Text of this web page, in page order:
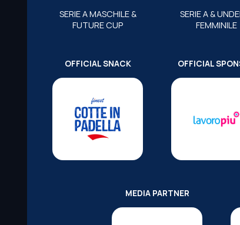
SERIE A MASCHILE &
FUTURE CUP
SERIE A &
FEMMINILE
OFFICIAL SNACK OFFICIAL
MEDIA PARTNER